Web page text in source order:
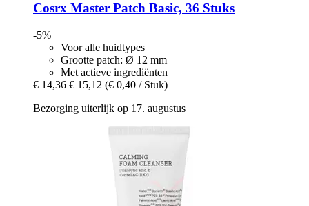
Cosrx Master Patch Basic, 36 Stuks
-5%
Voor alle huidtypes
Grootte patch: Ø 12 mm
Met actieve ingrediënten
€ 14,36 € 15,12 (€ 0,40 / Stuk)
Bezorging uiterlijk op 17. augustus